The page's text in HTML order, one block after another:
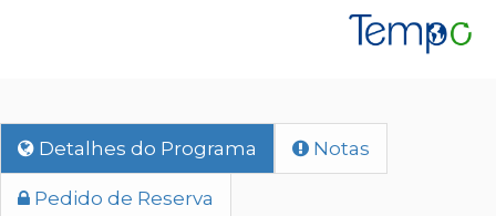
Detalhes do Programa Notas
Pedido de Reserva